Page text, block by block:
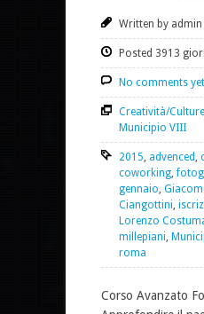
Written by admin
Posted 3913
No comments yet
Creatività/Culture
Municipio VIII
2015, advenced ,
coworking,
gennaio,
Ciangottini,
Lorenzo
millepiani,
roma
Corso Avanzato